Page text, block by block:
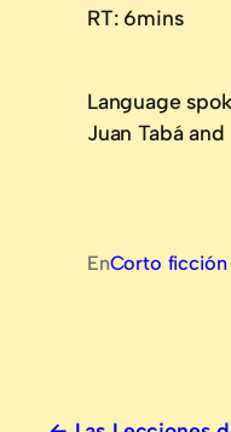
RT: 6mins
Language
Juan Tabá and
EnCorto ficción